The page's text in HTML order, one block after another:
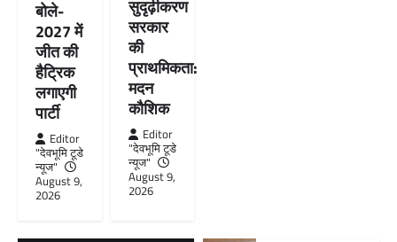
बोले-
2027 में
जीत की
हैट्रिक
लगाएगी
पार्टी
Editor
"देवभूमि टूडे
न्यूज"
August 9,
2026
सुदृढ़ीकरण
सरकार
की
प्राथमिकता:
मदन
कौशिक
Editor
"देवभूमि टूडे
न्यूज"
August 9,
2026